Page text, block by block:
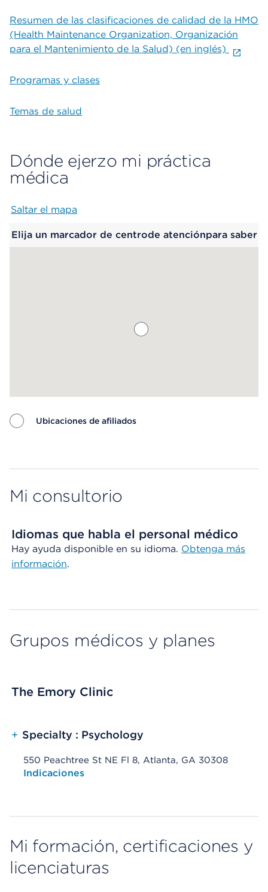
Resumen de las clasificaciones de calidad de la HMO
(Health Maintenance Organization, Organización
para el Mantenimiento de la Salud) (en inglés)
Programas y clases
Temas de salud
Dónde ejerzo mi práctica
médica
Saltar el mapa
Elija un marcador de centrode atenciónpara saber
Ubicaciones de afiliados
Mi consultorio
Idiomas que habla el personal médico
Hay ayuda disponible en su idioma. Obtenga más
información.
Grupos médicos y planes
The Emory Clinic
+ Specialty : Psychology
550 Peachtree St NE Fl 8, Atlanta, GA 30308
Opens native map application on mobile devices
Indicaciones
Mi formación, certificaciones y
licenciaturas